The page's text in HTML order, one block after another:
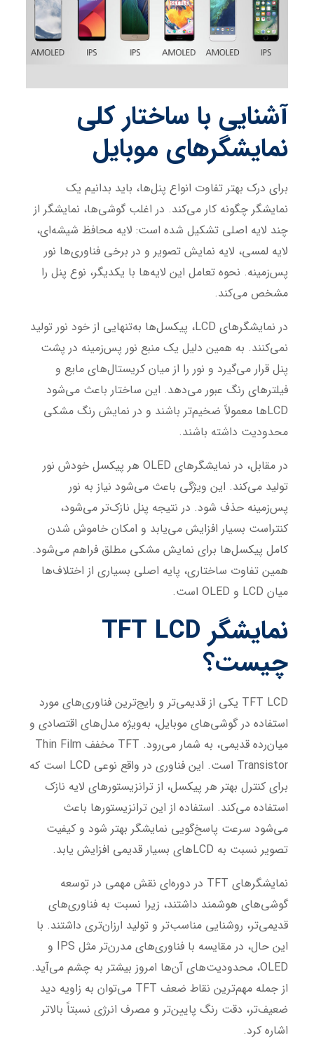
آشنایی با ساختار کلی
نمایشگرهای موبایل
برای درک بهتر تفاوت انواع پنل‌ها، باید بدانیم یک
نمایشگر چگونه کار می‌کند. در اغلب گوشی‌ها، نمایشگر از
چند لایه اصلی تشکیل شده است: لایه محافظ شیشه‌ای،
لایه لمسی، لایه نمایش تصویر و در برخی فناوری‌ها نور
پس‌زمینه. نحوه تعامل این لایه‌ها با یکدیگر، نوع پنل را
مشخص می‌کند.
در نمایشگرهای LCD، پیکسل‌ها به‌تنهایی از خود نور تولید
نمی‌کنند. به همین دلیل یک منبع نور پس‌زمینه در پشت
پنل قرار می‌گیرد و نور را از میان کریستال‌های مایع و
فیلترهای رنگ عبور می‌دهد. این ساختار باعث می‌شود
LCDها معمولاً ضخیم‌تر باشند و در نمایش رنگ مشکی
محدودیت داشته باشند.
در مقابل، در نمایشگرهای OLED هر پیکسل خودش نور
تولید می‌کند. این ویژگی باعث می‌شود نیاز به نور
پس‌زمینه حذف شود. در نتیجه پنل نازک‌تر می‌شود،
کنتراست بسیار افزایش می‌یابد و امکان خاموش شدن
کامل پیکسل‌ها برای نمایش مشکی مطلق فراهم می‌شود.
همین تفاوت ساختاری، پایه اصلی بسیاری از اختلاف‌ها
میان LCD و OLED است.
نمایشگر TFT LCD
چیست؟
TFT LCD یکی از قدیمی‌تر و رایج‌ترین فناوری‌های مورد
استفاده در گوشی‌های موبایل، به‌ویژه مدل‌های اقتصادی و
میان‌رده قدیمی، به شمار می‌رود. TFT مخفف Thin Film
Transistor است. این فناوری در واقع نوعی LCD است که
برای کنترل بهتر هر پیکسل، از ترانزیستورهای لایه نازک
استفاده می‌کند. استفاده از این ترانزیستورها باعث
می‌شود سرعت پاسخ‌گویی نمایشگر بهتر شود و کیفیت
تصویر نسبت به LCDهای بسیار قدیمی افزایش یابد.
نمایشگرهای TFT در دوره‌ای نقش مهمی در توسعه
گوشی‌های هوشمند داشتند، زیرا نسبت به فناوری‌های
قدیمی‌تر، روشنایی مناسب‌تر و تولید ارزان‌تری داشتند. با
این حال، در مقایسه با فناوری‌های مدرن‌تر مثل IPS و
OLED، محدودیت‌های آن‌ها امروز بیشتر به چشم می‌آید.
از جمله مهم‌ترین نقاط ضعف TFT می‌توان به زاویه دید
ضعیف‌تر، دقت رنگ پایین‌تر و مصرف انرژی نسبتاً بالاتر
اشاره کرد.